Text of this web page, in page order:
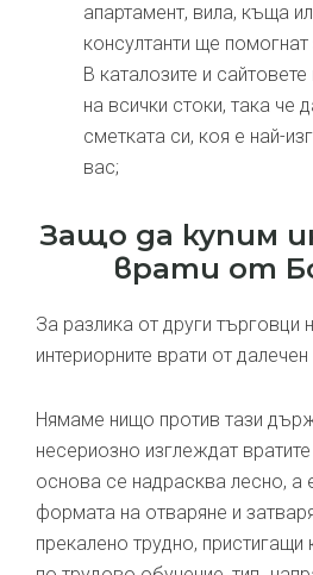
апартамент, вила, къща
консултанти ще
В каталозите и
на всички стоки, така че
сметката си, коя е най-
вас;
Защо да купим
врати от
За разлика от други търговци
интериорните врати от далечен
Нямаме нищо против тази
несериозно изглеждат
основа се надрасква лесно, а
формата на отваряне и
прекалено трудно, пристигащи